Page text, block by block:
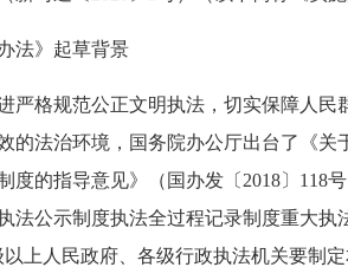
法》起草背景
严格规范公正文明执法，切实保障人
的法治环境，国务院办公厅出台了《
度的指导意见》（国办发〔2018〕118
法公示制度执法全过程记录制度重大
上人民政府、各级行政执法机关要制